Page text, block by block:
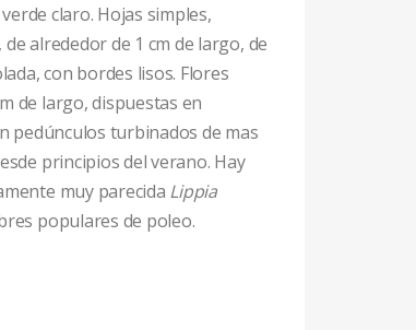
claro. Hojas simples,
alrededor de 1 cm de largo, de
con bordes lisos. Flores
de largo, dispuestas en
pedúnculos turbinados de mas
principios del verano. Hay
muy parecida Lippia
populares de poleo.